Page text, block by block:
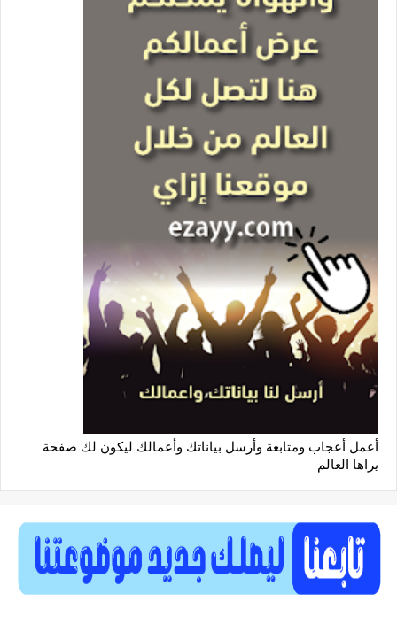
أعمل أعجاب ومتابعة وأرسل بياناتك وأعمالك ليكون لك صفحة
يراها العالم